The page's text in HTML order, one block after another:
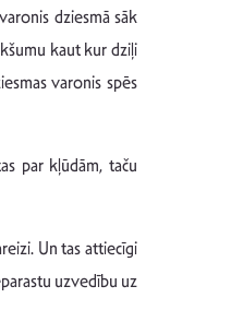
dziesmā sāk
kaut kur dziļi
varonis spēs
par kļūdām, taču
Un tas attiecīgi
uzvedību uz